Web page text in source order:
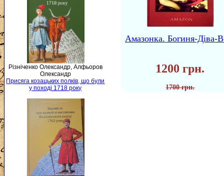
Різніченко Олександр, Алфьоров
Олександр
Присяга козацьких полків, що були
у поході 1718 року
Амазонка. Богиня-Діва-
1200 грн.
1700 грн.